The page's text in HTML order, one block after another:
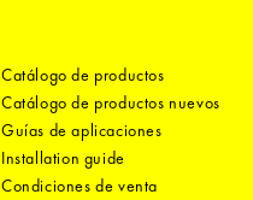
Catálogo de productos
Catálogo de productos nuevos
Guías de aplicaciones
Installation guide
Condiciones de venta